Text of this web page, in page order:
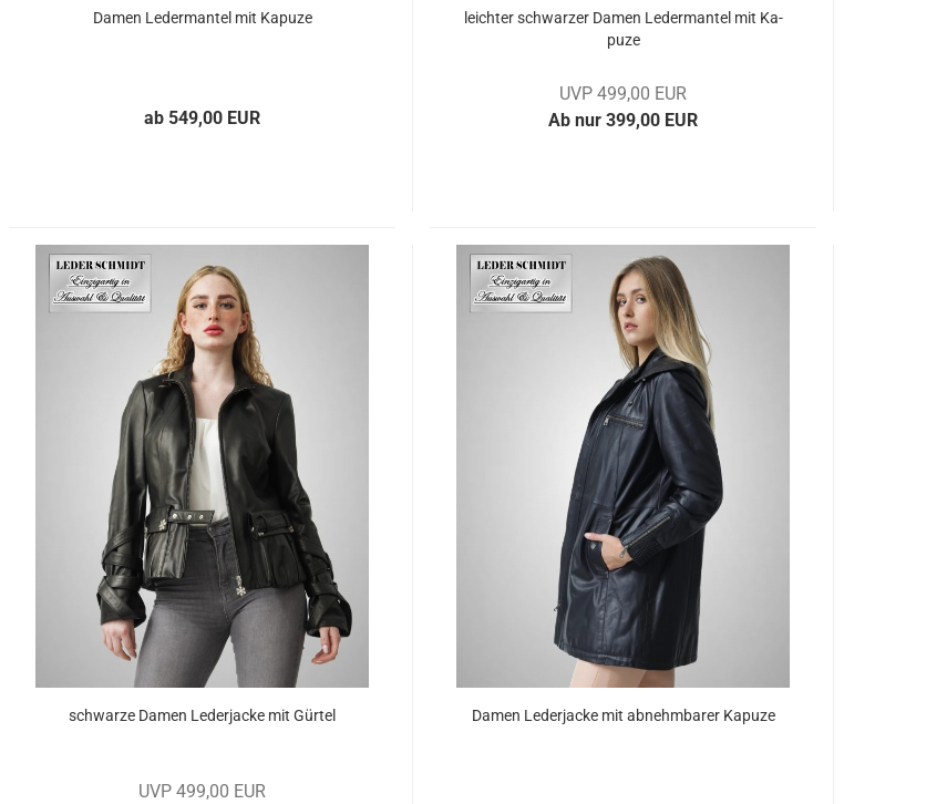
Damen Le­der­man­tel mit Ka­pu­ze
ab 549,00 EUR
leich­ter schwar­zer Damen Le­der­man­tel mit Ka­
pu­ze
UVP 499,00 EUR
Ab nur 399,00 EUR
schwar­ze Damen Le­der­ja­cke mit Gür­tel
UVP 499,00 EUR
Damen Le­der­ja­cke mit ab­nehm­ba­rer Ka­pu­ze